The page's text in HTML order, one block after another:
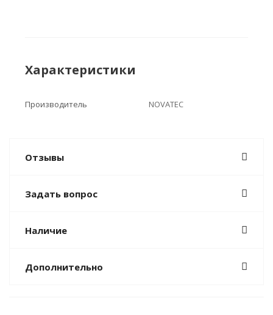
Характеристики
Производитель NOVATEC
Отзывы
Задать вопрос
Наличие
Дополнительно